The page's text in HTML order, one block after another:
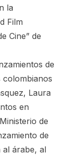
la
Film
Cine” de
de
Laura
en
de
de
al árabe, al